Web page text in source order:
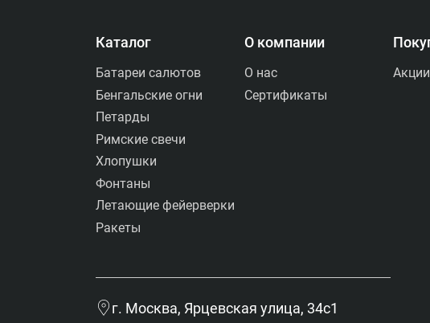
Доставка
Гибкость
Курьер по городу,
самовывоз без минимума,
доставка в регионы, опция
экспресс‑доставки.
Оперативность
Обработка заказа — за
1 час. Отправка — в день
рабочих дней.
Каталог
Батареи салютов
Бенгальские огни
Петарды
Римские свечи
Хлопушки
Фонтаны
Летающие фейерверки
Ракеты
О компании
О нас
Сертификаты
г. Москва, Ярцевская улица, 34с1